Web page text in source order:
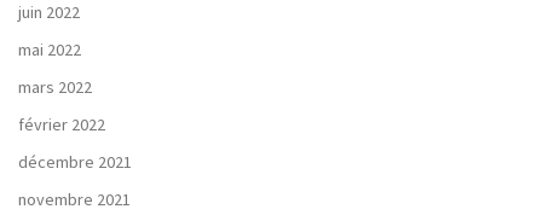
juin 2022
mai 2022
mars 2022
février 2022
décembre 2021
novembre 2021